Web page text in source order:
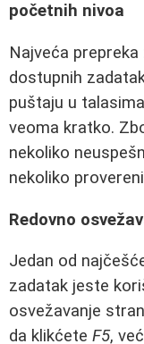
početnih nivoa
Najveća
dostupnih
puštaju u
veoma kratko.
nekoliko
nekoliko
Redovno
Jedan od
zadatak jeste
osvežavanje
da klikćete F5,